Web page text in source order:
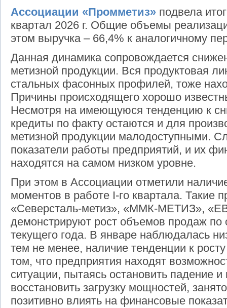
Ассоциации «Промметиз» подвела
квартал 2026 г. Общие объемы
этом выручка – 66,4% к аналогичному
Данная динамика сопровождается
метизной продукции. Вся продуктовая
стальных фасонных профилей, тоже
Причины происходящего хорошо
Несмотря на имеющуюся тенденцию к
кредиты по факту остаются и для
метизной продукции малодоступными.
показатели работы предприятий, и их
находятся на самом низком уровне.
При этом в Ассоциации отметили
моментов в работе I-го квартала. Такие
«Северсталь-метиз», «ММК-МЕТИЗ»,
демонстрируют рост объемов продаж
текущего года. В январе наблюдалась
тем не менее, наличие тенденции к
том, что предприятия находят
ситуации, пытаясь остановить падение
восстановить загрузку мощностей,
позитивно влиять на финансовые